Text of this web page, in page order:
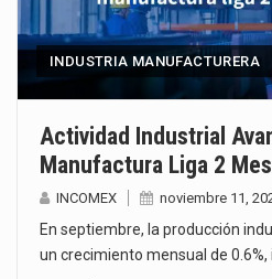
INDUSTRIA MANUFACTURERA
Actividad Industrial
Manufactura Liga 2
INCOMEX noviembre 11,
En septiembre, la producción
un crecimiento mensual de 0.6%,